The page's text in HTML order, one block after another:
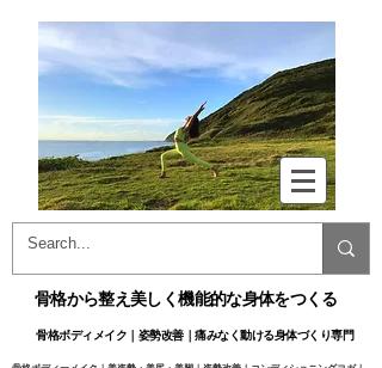
骨格から整え美しく機能的な身体をつくる
骨格ボディメイク｜姿勢改善｜痛みなく動ける身体づくり専門​